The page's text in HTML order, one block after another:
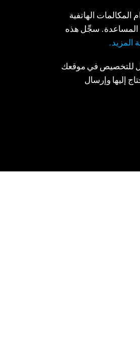
الهاتفية
المساعدة. سجِّل هذه
المزيد.
للتخصيص في موقعك
إليها وإرسال